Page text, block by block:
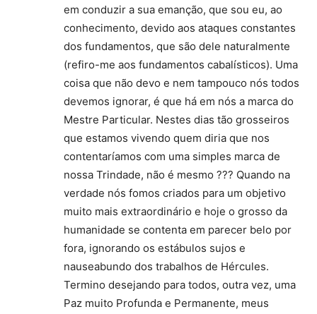
em conduzir a sua emanção, que sou eu, ao
conhecimento, devido aos ataques constantes
dos fundamentos, que são dele naturalmente
(refiro-me aos fundamentos cabalísticos). Uma
coisa que não devo e nem tampouco nós todos
devemos ignorar, é que há em nós a marca do
Mestre Particular. Nestes dias tão grosseiros
que estamos vivendo quem diria que nos
contentaríamos com uma simples marca de
nossa Trindade, não é mesmo ??? Quando na
verdade nós fomos criados para um objetivo
muito mais extraordinário e hoje o grosso da
humanidade se contenta em parecer belo por
fora, ignorando os estábulos sujos e
nauseabundo dos trabalhos de Hércules.
Termino desejando para todos, outra vez, uma
Paz muito Profunda e Permanente, meus